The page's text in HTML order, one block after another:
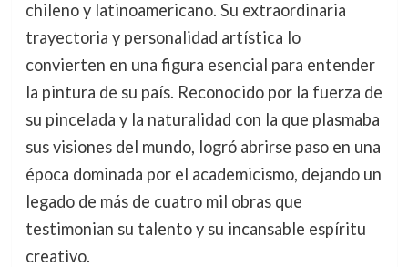
chileno y latinoamericano. Su extraordinaria
trayectoria y personalidad artística lo
convierten en una figura esencial para entender
la pintura de su país. Reconocido por la fuerza de
su pincelada y la naturalidad con la que plasmaba
sus visiones del mundo, logró abrirse paso en una
época dominada por el academicismo, dejando un
legado de más de cuatro mil obras que
testimonian su talento y su incansable espíritu
creativo.